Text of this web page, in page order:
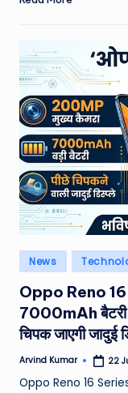
Posted
in
News
Oppo Reno
7000mAh बैटरी
चिपक जाएगी जादुई
Posted
Arvind Kumar 22
Oppo Reno 16